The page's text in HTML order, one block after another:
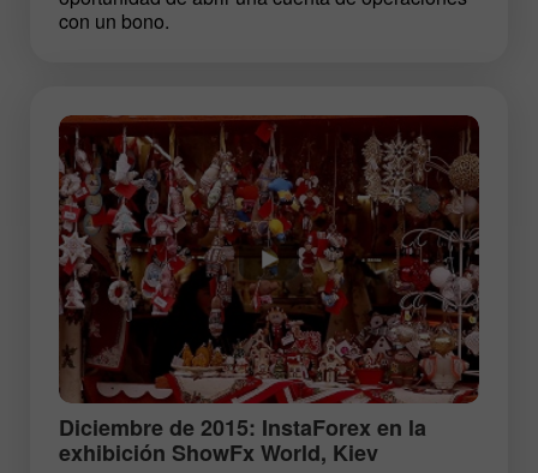
con un bono.
Diciembre de 2015: InstaForex en la
exhibición ShowFx World, Kiev